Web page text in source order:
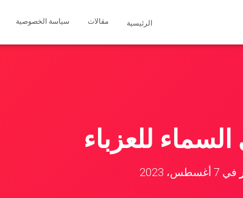
الرئيسية مقالات سياسة الخصوصية
للعزباء
في 7 أغسطس، 2023